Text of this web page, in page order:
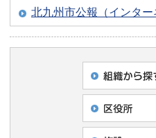
北九州市公報（インタ